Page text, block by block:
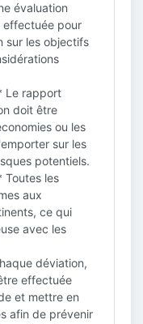
évaluation
effectuée pour
sur les objectifs
Le rapport
doit être
ou les
sur les
potentiels.
Toutes les
aux
ce qui
avec les
déviation,
effectuée
et mettre en
afin de prévenir